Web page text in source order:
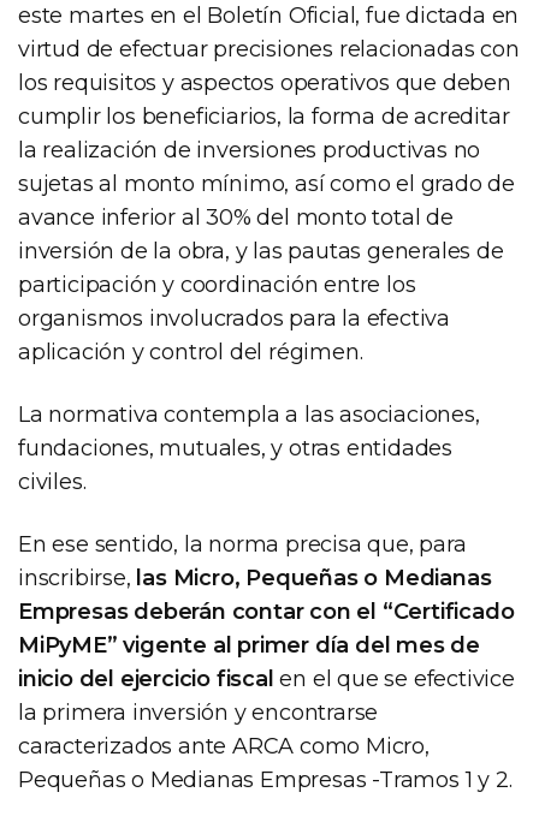
este martes en el Boletín Oficial, fue dictada en
virtud de efectuar precisiones relacionadas con
los requisitos y aspectos operativos que deben
cumplir los beneficiarios, la forma de acreditar
la realización de inversiones productivas no
sujetas al monto mínimo, así como el grado de
avance inferior al 30% del monto total de
inversión de la obra, y las pautas generales de
participación y coordinación entre los
organismos involucrados para la efectiva
aplicación y control del régimen.
La normativa contempla a las asociaciones,
fundaciones, mutuales, y otras entidades
civiles.
En ese sentido, la norma precisa que, para
inscribirse, las Micro, Pequeñas o Medianas
Empresas deberán contar con el “Certificado
MiPyME” vigente al primer día del mes de
inicio del ejercicio fiscal en el que se efectivice
la primera inversión y encontrarse
caracterizados ante ARCA como Micro,
Pequeñas o Medianas Empresas -Tramos 1 y 2.